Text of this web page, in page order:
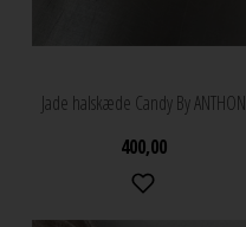
Jade halskæde Candy By ANTHON
400,00